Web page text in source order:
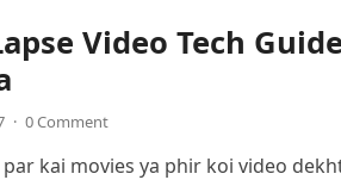
Video Tech
· 0 Comment
kai movies ya phir koi video